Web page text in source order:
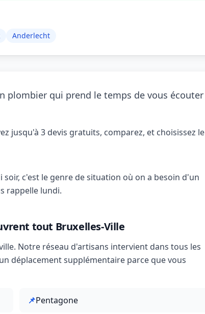
Anderlecht
plombier qui prend le temps de vous écouter
jusqu'à 3 devis gratuits, comparez, et choisissez le
c'est le genre de situation où on a besoin d'un
rappelle lundi.
tout Bruxelles-Ville
Notre réseau d'artisans intervient dans tous les
déplacement supplémentaire parce que vous
📌Pentagone